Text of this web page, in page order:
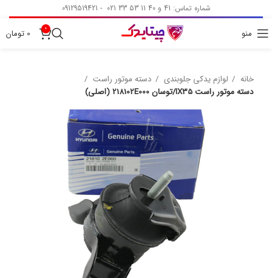
شماره تماس: 41 و 40 11 53 33 021 - 09129519421
منو 0
0 تومان
خانه لوازم یدکی جلوبندی
دسته موتور راست
دسته موتور راست IX35/توسان 218102E000 (اصلی)